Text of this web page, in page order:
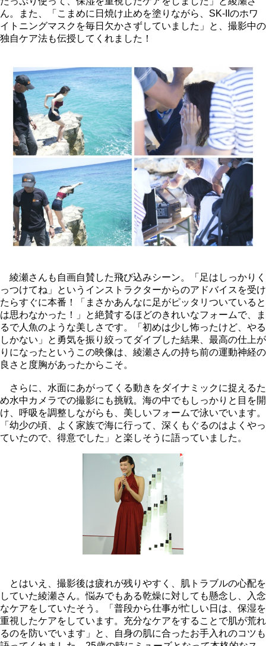
ん。また、「こまめに日焼け止めを塗りながら、SK-IIのホワ
イトニングマスクを毎日欠かさずしていました」と、撮影中の
独自ケア法も伝授してくれました！
綾瀬さんも自画自賛した飛び込みシーン。「足はしっかりく
っつけてね」というインストラクターからのアドバイスを受け
たらすぐに本番！「まさかあんなに足がピッタリついていると
は思わなかった！」と絶賛するほどのきれいなフォームで、ま
るで人魚のような美しさです。「初めは少し怖ったけど、やる
しかない」と勇気を振り絞ってダイブした結果、最高の仕上が
りになったというこの映像は、綾瀬さんの持ち前の運動神経の
良さと度胸があったからこそ。
さらに、水面にあがってくる動きをダイナミックに捉えるた
め水中カメラでの撮影にも挑戦。海の中でもしっかりと目を開
け、呼吸を調整しながらも、美しいフォームで泳いでいます。
「幼少の頃、よく家族で海に行って、深くもぐるのはよくやっ
ていたので、得意でした」と楽しそうに語っていました。
とはいえ、撮影後は疲れが残りやすく、肌トラブルの心配を
していた綾瀬さん。悩みでもある乾燥に対しても懸念し、入念
なケアをしていたそう。「普段から仕事が忙しい日は、保湿を
重視したケアをしています。充分なケアをすることで肌が荒れ
るのを防いでいます」と、自身の肌に合ったお手入れのコツも